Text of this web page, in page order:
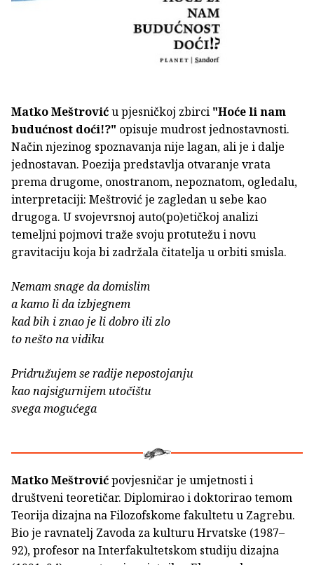
Matko Meštroviću pjesničkoj zbirci "Hoće li nam
budućnost doći!?" opisuje mudrost jednostavnosti.
Način njezinog spoznavanja nije lagan, ali je i dalje
jednostavan. Poezija predstavlja otvaranje vrata
prema drugome, onostranom, nepoznatom, ogledalu,
interpretaciji: Meštrović je zagledan u sebe kao
drugoga. U svojevrsnoj auto(po)etičkoj analizi
temeljni pojmovi traže svoju protutežu i novu
gravitaciju koja bi zadržala čitatelja u orbiti smisla.
Nemam snage da domislim
a kamo li da izbjegnem
kad bih i znao je li dobro ili zlo
to nešto na vidiku
Pridružujem se radije nepostojanju
kao najsigurnijem utočištu
svega mogućega
Matko Meštrovićpovjesničar je umjetnosti i
društveni teoretičar. Diplomirao i doktorirao temom
Teorija dizajna na Filozofskome fakultetu u Zagrebu.
Bio je ravnatelj Zavoda za kulturu Hrvatske (1987–
92), profesor na Interfakultetskom studiju dizajna